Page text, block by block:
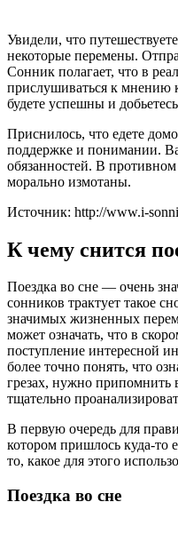
Увидели, что
некоторые перемены.
Сонник полагает, что в
прислушиваться к мнению
будете успешны и
Приснилось, что едете
поддержке и понимании.
обязанностей. В
морально измотаны.
Источник: http://www.i-
К чему снится
Поездка во сне — очень
сонников трактует такое
значимых жизненных
может означать, что в
поступление интересной
более точно понять, что
грезах, нужно припомнить
тщательно
В первую очередь для
котором пришлось куда-то
то, какое для этого
Поездка во сне